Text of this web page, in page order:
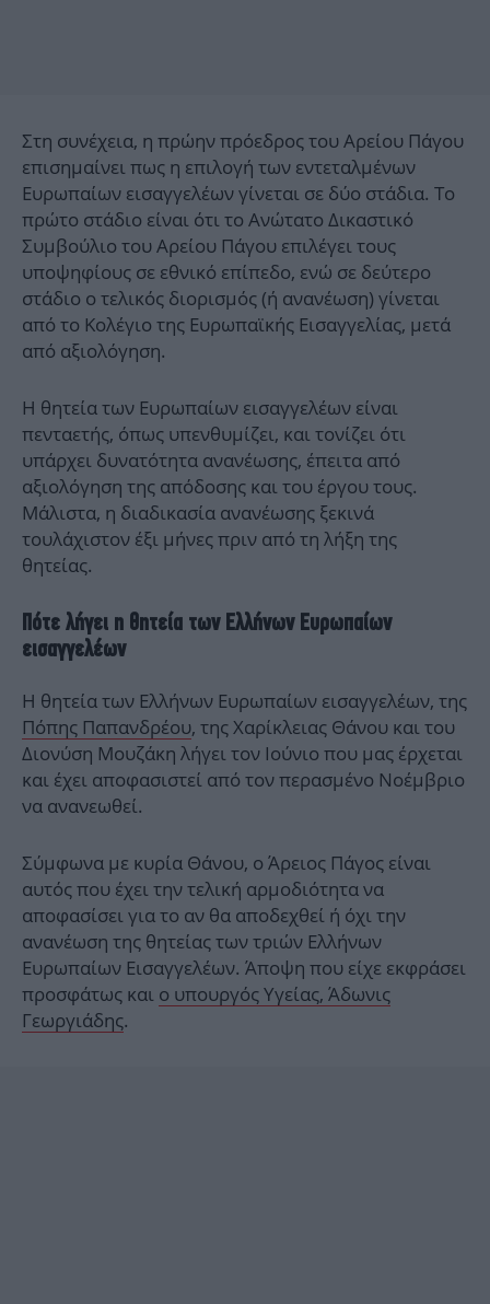
Στη συνέχεια, η πρώην πρόεδρος του Αρείου Πάγου
επισημαίνει πως η επιλογή των εντεταλμένων
Ευρωπαίων εισαγγελέων γίνεται σε δύο στάδια. Το
πρώτο στάδιο είναι ότι το Ανώτατο Δικαστικό
Συμβούλιο του Αρείου Πάγου επιλέγει τους
υποψηφίους σε εθνικό επίπεδο, ενώ σε δεύτερο
στάδιο ο τελικός διορισμός (ή ανανέωση) γίνεται
από το Κολέγιο της Ευρωπαϊκής Εισαγγελίας, μετά
από αξιολόγηση.
Η θητεία των Ευρωπαίων εισαγγελέων είναι
πενταετής, όπως υπενθυμίζει, και τονίζει ότι
υπάρχει δυνατότητα ανανέωσης, έπειτα από
αξιολόγηση της απόδοσης και του έργου τους.
Μάλιστα, η διαδικασία ανανέωσης ξεκινά
τουλάχιστον έξι μήνες πριν από τη λήξη της
θητείας.
Πότε λήγει η θητεία των Ελλήνων Ευρωπαίων
εισαγγελέων
Η θητεία των Ελλήνων Ευρωπαίων εισαγγελέων, της
Πόπης Παπανδρέου, της Χαρίκλειας Θάνου και του
Διονύση Μουζάκη λήγει τον Ιούνιο που μας έρχεται
και έχει αποφασιστεί από τον περασμένο Νοέμβριο
να ανανεωθεί.
Σύμφωνα με κυρία Θάνου, ο Άρειος Πάγος είναι
αυτός που έχει την τελική αρμοδιότητα να
αποφασίσει για το αν θα αποδεχθεί ή όχι την
ανανέωση της θητείας των τριών Ελλήνων
Ευρωπαίων Εισαγγελέων. Άποψη που είχε εκφράσει
προσφάτως και ο υπουργός Υγείας, Άδωνις
Γεωργιάδης.